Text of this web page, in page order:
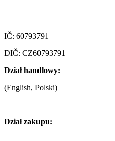
IČ: 60793791
DIČ: CZ60793791
Dział handlowy:
(English, Polski)
Dział zakupu: